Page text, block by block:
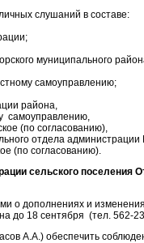
слушаний в составе:
муниципального
самоуправлению;
района,
самоуправлению,
(по согласованию),
отдела администрации
(по согласованию).
сельского поселения
о дополнениях и
до 18 сентября (тел. 562-
А.А.) обеспечить